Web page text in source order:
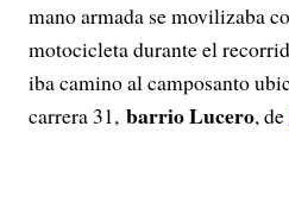
mano armada se movilizaba
motocicleta durante el
iba camino al camposanto
carrera 31, barrio Lucero, de